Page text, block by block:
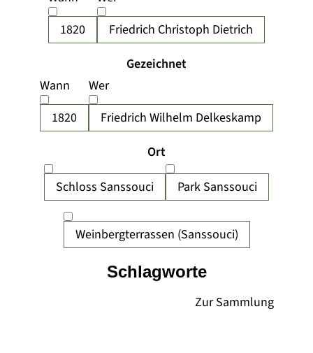
1820
Friedrich Christoph Dietrich
Gezeichnet
Wann
1820
Wer
Friedrich Wilhelm Delkeskamp
Ort
Schloss Sanssouci
Park Sanssouci
Weinbergterrassen (Sanssouci)
Schlagworte